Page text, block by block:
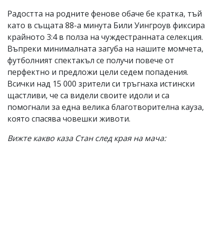
Радостта на родните фенове обаче бе кратка, тъй
като в същата 88-а минута Били Уингроув фиксира
крайното 3:4 в полза на чуждестранната селекция.
Въпреки минималната загуба на нашите момчета,
футболният спектакъл се получи повече от
перфектно и предложи цели седем попадения.
Всички над 15 000 зрители си тръгнаха истински
щастливи, че са видели своите идоли и са
помогнали за една велика благотворителна кауза,
която спасява човешки животи.
Вижте какво каза Стан след края на мача: